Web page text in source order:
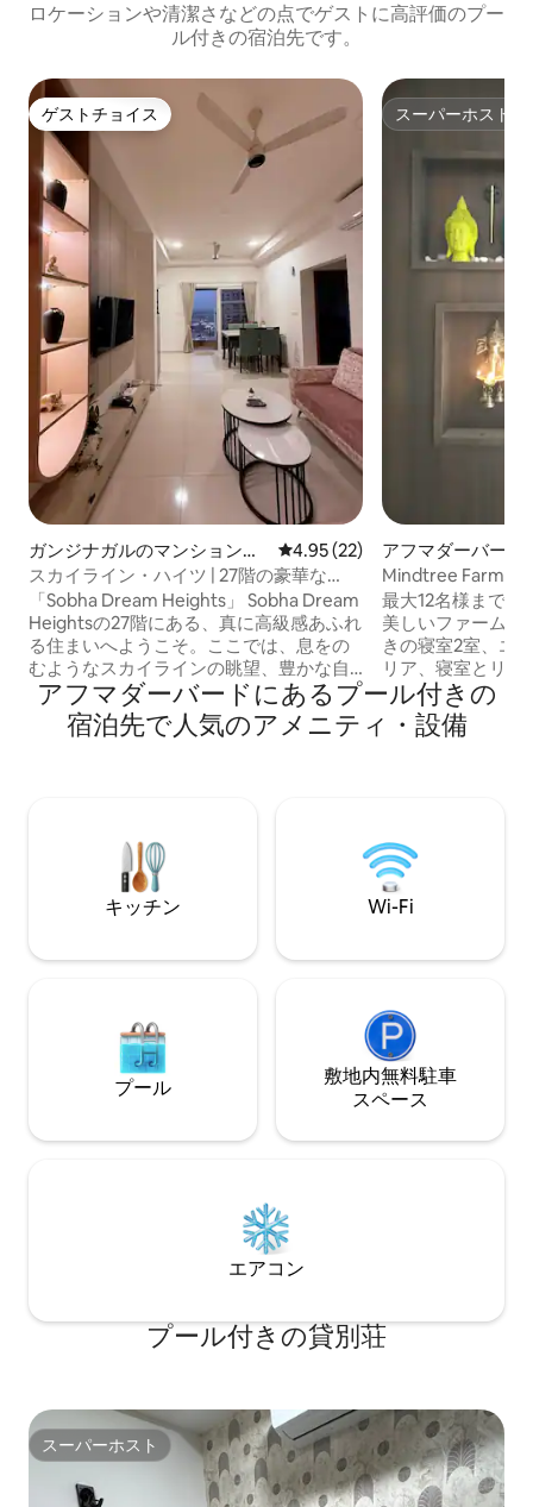
ロケーションや清潔さなどの点でゲストに高評価のプー
ル付きの宿泊先です。
ゲストチョイス
ゲストチョイス
ガンジナガルのマンション・
アパート
レビュー22件、5つ星中4.95つ
4.95 (22)
スカイライン・ハイツ | 27階の豪華な
2BHK ギフトシティ
「Sobha Dream Heights」 Sobha Dream
Heightsの27階にある、真に高級感あふれ
る住まいへようこそ。ここでは、息をの
むようなスカイラインの眺望、豊かな自
然光、そして街の上空に広がる穏やかな
雰囲気をお楽しみいただけます。 モダン
なインテリア、高級家具、エレガントな
みください。出張、リラックスした休
暇、長期滞在に最適です。空の上のスタ
イリッシュな隠れ家です。
スーパーホスト
スーパーホスト
アフマダーバード
ステイ
Mindtree Farm
をまるまる貸切
最大12名様まで快
美しいファームハ
きの寝室2室、エ
リア、寝室とリ
設備の整ったキッ
なプール、緑豊か
す。2名様の料金
科されます。オー
メヘンディ、ベビ
ト、誕生日パーテ
学の同窓会を計画
アフマダーバードにあるプール付きの
宿泊先で人気のアメニティ・設備
キッチン Wi-Fi
プール
敷地内無料駐⁠車
ス⁠ペ⁠ー⁠ス
エアコン
プール付きの貸別荘
スーパーホスト
スーパーホスト